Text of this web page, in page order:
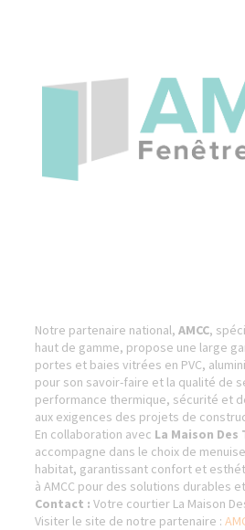
Notre partenaire national,AMCC,
haut de gamme, propose une large
portes et baies vitrées en PVC,
pour son savoir-faire et la qualité de
performance thermique, sécurité et
aux exigences des projets de
En collaboration avec La Maison Des
accompagne dans le choix de
habitat, garantissant confort et
à AMCC pour des solutions durables
Contact :Votre courtier La Maison
Visiter le site de notre partenaire :